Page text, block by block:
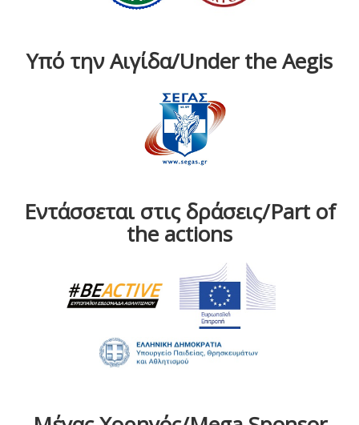
Υπό την Αιγίδα/Under the Aegis
Εντάσσεται στις δράσεις/Part of
the actions